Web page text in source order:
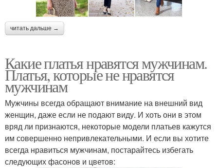
читать дальше →
Какие платья нравятся мужчинам.
Платья, которые не нравятся
мужчинам
Мужчины всегда обращают внимание на внешний вид
женщин, даже если не подают виду. И хоть они в этом
вряд ли признаются, некоторые модели платьев кажутся
им совершенно непривлекательными. И если вы хотите
всегда нравиться мужчинам, постарайтесь избегать
следующих фасонов и цветов: